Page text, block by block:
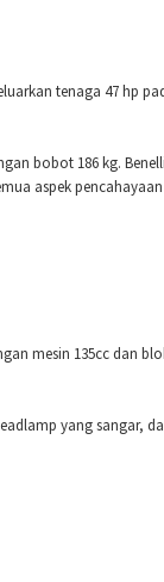
tenaga 47 hp
bobot 186 kg.
aspek
mesin 135cc dan
yang sangar,